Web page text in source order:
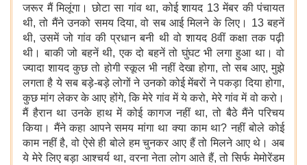
जरूर मैं मिलूंगा। छोटा सा गांव था, कोई शायद 13 मेंबर की पंचायत
थी, तो मैंने उनको समय दिया, वो सब आई मिलने के लिए। 13 बहनें
थी, उसमें जो गांव की प्रधान बनी थी वो शायद 8वीं कक्षा तक पढ़ी
थी। बाकी जो बहनें थी, एक दो बहनें तो घुंघट भी लगा हुआ था। वो
ज्यादा शायद कुछ तो होगी स्कूल भी नहीं देखा होगा, तो सब आए, मुझे
लगता है ये सब बड़े-बड़े लोगों ने उनको कोई मेंबरों ने पकड़ा दिया होगा,
कुछ मांग लेकर के आए होंगे, कि मेरे गांव में ये करो, मेरे गांव में वो करो।
मैं हैरान था उनके हाथ में कोई कागज नहीं था, तो बैठे मैंने परिचय
किया। मैंने कहा आपने समय मांगा था क्या काम था? नहीं बोले कोई
काम नहीं है, वो ऐसे ही बोले हम चुनकर आए हैं तो मिलने आए थे। अब
ये मेरे लिए बड़ा आश्चर्य था, वरना नेता लोग आते हैं, तो सिर्फ मेमोरेंडम